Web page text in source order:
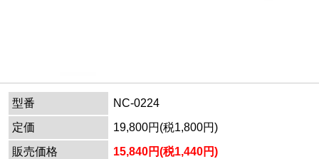
型番
NC-0224
定価
19,800円(税1,800円)
販売価格
15,840円(税1,440円)